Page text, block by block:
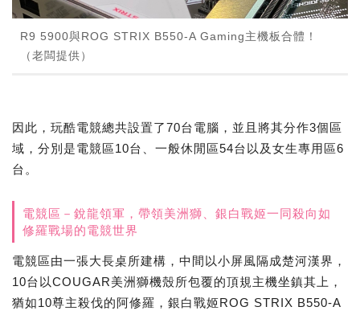
R9 5900與ROG STRIX B550-A Gaming主機板合體！
（老闆提供）
因此，玩酷電競總共設置了70台電腦，並且將其分作3個區
域，分別是電競區10台、一般休閒區54台以及女生專用區6
台。
電競區－銳龍領軍，帶領美洲獅、銀白戰姬一同殺向如
修羅戰場的電競世界
電競區由一張大長桌所建構，中間以小屏風隔成楚河漢界，
10台以COUGAR美洲獅機殼所包覆的頂規主機坐鎮其上，
猶如10尊主殺伐的阿修羅，銀白戰姬ROG STRIX B550-A